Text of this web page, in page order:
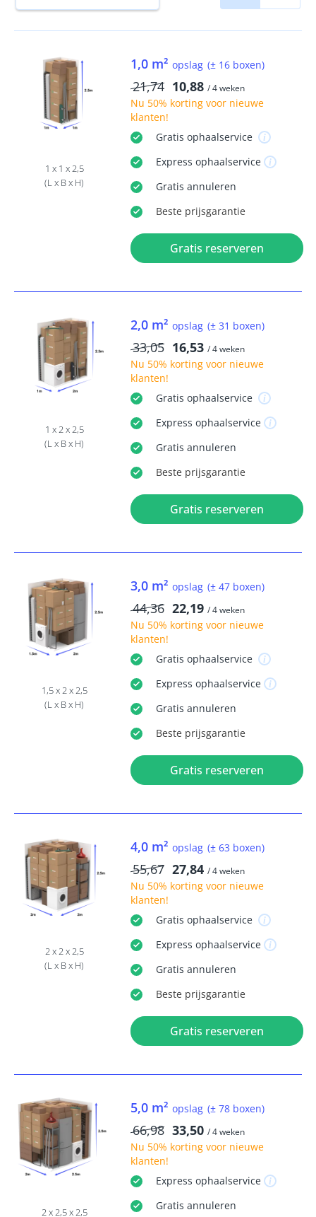
1 x 1 x 2,5
(L x B x H)
1,0 m² opslag (± 16 boxen)
21,74 10,88 / 4 weken
Nu 50% kortingvoor nieuwe
klanten!
Gratis ophaalservice
Express ophaalservice
Gratis annuleren
Beste prijsgarantie
Gratis reserveren
1 x 2 x 2,5
(L x B x H)
2,0 m² opslag (± 31 boxen)
33,05 16,53 / 4 weken
Nu 50% kortingvoor nieuwe
klanten!
Gratis ophaalservice
Express ophaalservice
Gratis annuleren
Beste prijsgarantie
Gratis reserveren
1,5 x 2 x 2,5
(L x B x H)
3,0 m² opslag (± 47 boxen)
44,36 22,19 / 4 weken
Nu 50% kortingvoor nieuwe
klanten!
Gratis ophaalservice
Express ophaalservice
Gratis annuleren
Beste prijsgarantie
Gratis reserveren
2 x 2 x 2,5
(L x B x H)
4,0 m² opslag (± 63 boxen)
55,67 27,84 / 4 weken
Nu 50% kortingvoor nieuwe
klanten!
Gratis ophaalservice
Express ophaalservice
Gratis annuleren
Beste prijsgarantie
Gratis reserveren
2 x 2,5 x 2,5
5,0 m² opslag (± 78 boxen)
66,98 33,50 / 4 weken
Nu 50% kortingvoor nieuwe
klanten!
Express ophaalservice
Gratis annuleren